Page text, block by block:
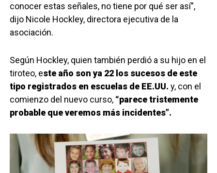
conocer estas señales, no tiene por qué ser así”,
dijo Nicole Hockley, directora ejecutiva de la
asociación.
Según Hockley, quien también perdió a su hijo en el
tiroteo, este año son ya 22 los sucesos de este
tipo registrados en escuelas de EE.UU. y, con el
comienzo del nuevo curso, “parece tristemente
probable que veremos más incidentes”.